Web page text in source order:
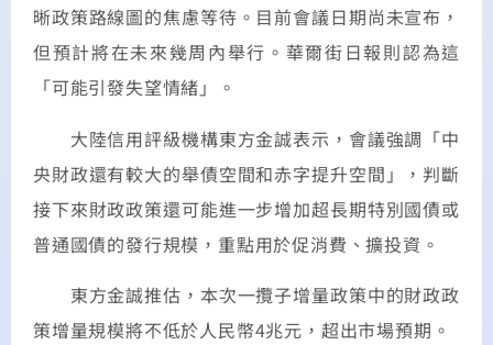
晰政策路線圖的焦慮等待。目前會議日期尚未宣布，
但預計將在未來幾周內舉行。華爾街日報則認為這
「可能引發失望情緒」。
大陸信用評級機構東方金誠表示，會議強調「中
央財政還有較大的舉債空間和赤字提升空間」，判斷
接下來財政政策還可能進一步增加超長期特別國債或
普通國債的發行規模，重點用於促消費、擴投資。
東方金誠推估，本次一攬子增量政策中的財政政
策增量規模將不低於人民幣4兆元，超出市場預期。